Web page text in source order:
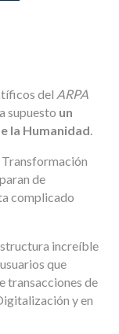
del ARPA
supuesto un
la Humanidad.
de
complicado
increíble
que
transacciones de
y en